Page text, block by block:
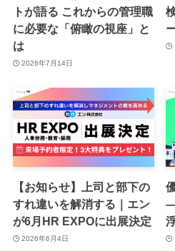
トが語る これからの管理職
に必要な「俯瞰の視座」と
は
2026年7月14日
【お知らせ】上司と部下の
すれ違いを解消する｜エン
が6月HR EXPOに出展決定
2026年6月4日